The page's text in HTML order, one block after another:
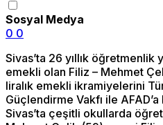
Sosyal Medya
0 0
Sivas’ta 26 yıllık öğretmenlik
emekli olan Filiz – Mehmet
liralık emekli ikramiyelerini
Güçlendirme Vakfı ile AFAD’a
Sivas’ta çeşitli okullarda